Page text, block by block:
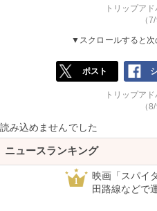
トリップア
（
▼スクロールすると次
ポスト
トリップア
（
読み込めませんでした
ニュースランキング
1
映画「スパイ
田路線などで